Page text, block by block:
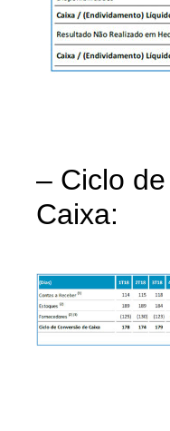
– Ciclo
Caixa: